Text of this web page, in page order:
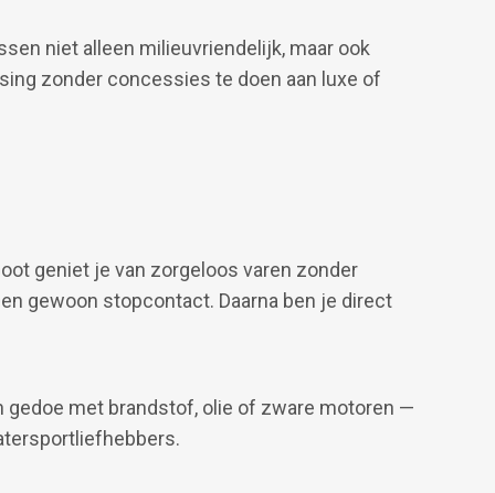
niet alleen milieuvriendelijk, maar ook
zonder concessies te doen aan luxe of
geniet je van zorgeloos varen zonder
gewoon stopcontact. Daarna ben je direct
gedoe met brandstof, olie of zware motoren —